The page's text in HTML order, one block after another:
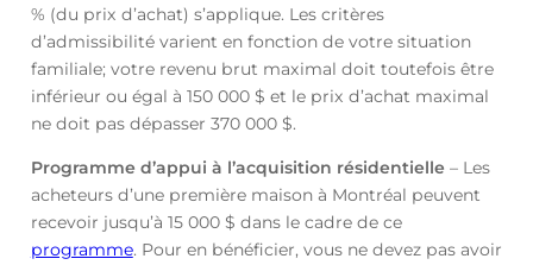
% (du prix d’achat) s’applique. Les critères
d’admissibilité varient en fonction de votre situation
familiale; votre revenu brut maximal doit toutefois être
inférieur ou égal à 150 000 $ et le prix d’achat maximal
ne doit pas dépasser 370 000 $.
Programme d’appui à l’acquisition résidentielle – Les
acheteurs d’une première maison à Montréal peuvent
recevoir jusqu’à 15 000 $ dans le cadre de ce
programme. Pour en bénéficier, vous ne devez pas avoir